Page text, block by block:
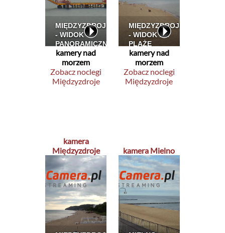
kamery nad
morzem
Zobacz noclegi
Międzyzdroje
kamery nad
morzem
Zobacz noclegi
Międzyzdroje
kamera
Międzyzdroje
kamera Mielno